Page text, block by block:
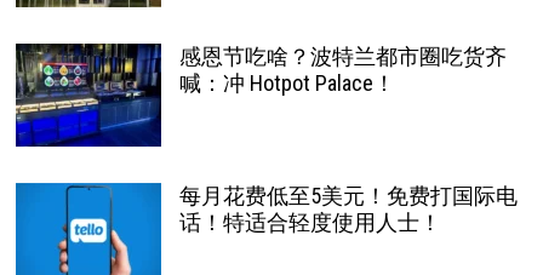
感恩节吃啥？波特兰都市圈吃货齐
喊：冲 Hotpot Palace！
每月花费低至5美元！免费打国际电
话！特适合轻度使用人士！